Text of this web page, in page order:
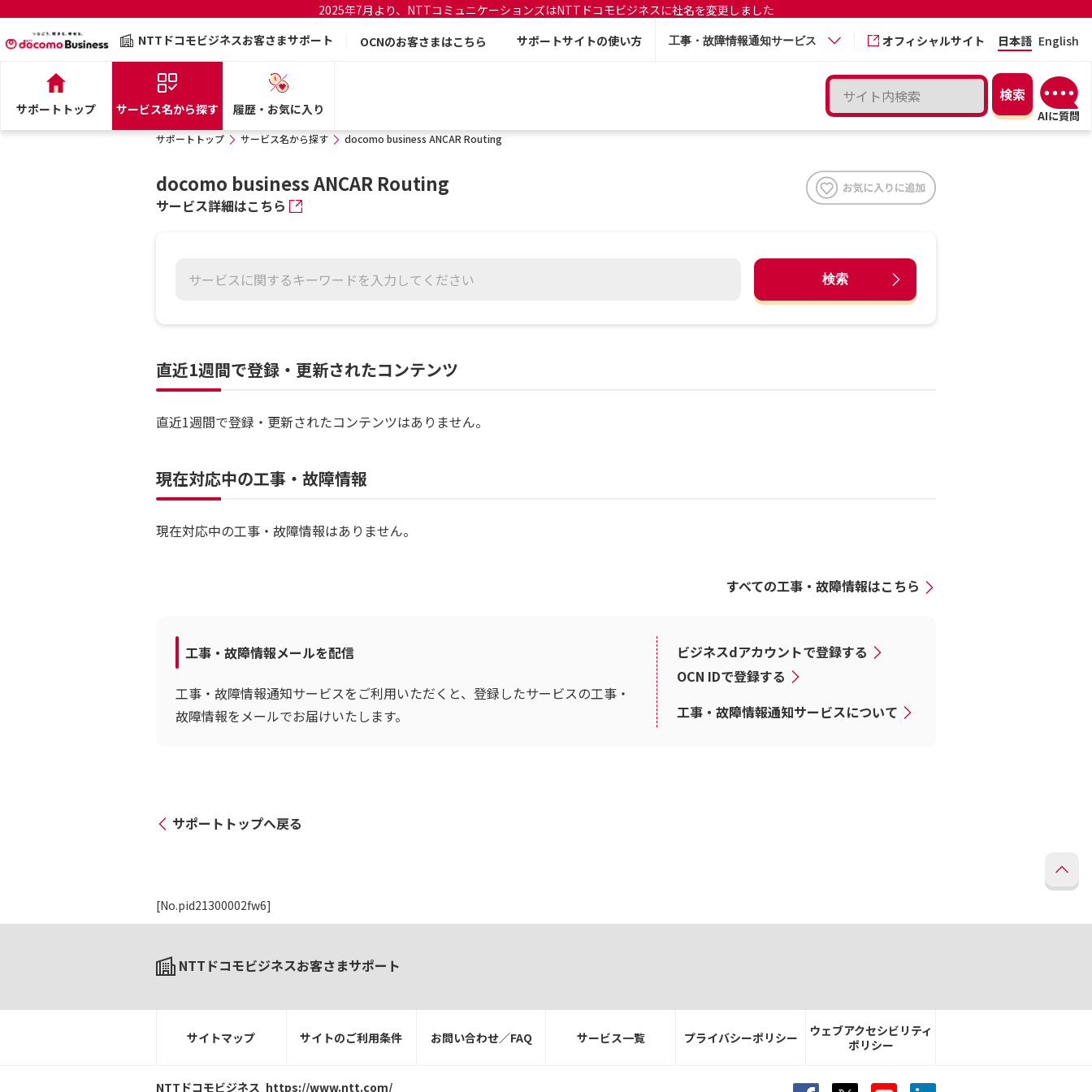
2025年7月より、NTTコミュニケーションズはNTTドコモビジネスに社名を変更しました
NTTドコモビジネスお客さまサポート
OCNのお客さまはこちら サポートサイトの使い方 工事・故障情報通知サービス オフィシャルサイト 日本語 English
サポートトップ サービス名から探す 履歴・お気に入り
サポートトップ サービス名から探す docomo business ANCAR Routing
docomo business ANCAR Routing
サービス詳細はこちら
検索
直近1週間で登録・更新されたコンテンツ
直近1週間で登録・更新されたコンテンツはありません。
現在対応中の工事・故障情報
現在対応中の工事・故障情報はありません。
すべての工事・故障情報はこちら
工事・故障情報メールを配信
工事・故障情報通知サービスをご利用いただくと、登録したサービスの工事・
故障情報をメールでお届けいたします。
ビジネスdアカウントで登録する
OCN IDで登録する
工事・故障情報通知サービスについて
サポートトップへ戻る
[No.pid21300002fw6]
NTTドコモビジネスお客さまサポート
サイトマップ サイトのご利用条件 お問い合わせ／FAQ サービス一覧 プライバシーポリシー
ウェブアクセシビリティ
ポリシー
NTTドコモビジネス https://www.ntt.com/